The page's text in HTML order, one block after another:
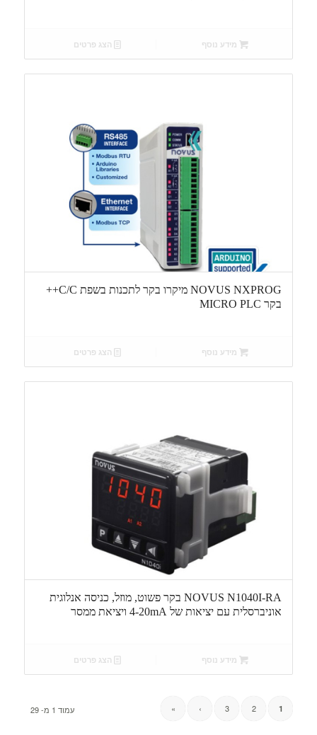
מידע נוסף הצג פרטים
NOVUS NXPROG מיקרו בקר לתכנות בשפת C/C++
בקר MICRO PLC
מידע נוסף הצג פרטים
NOVUS N1040I-RA בקר פשוט, מוזל, כניסה אנלוגית
אוניברסלית עם יציאות של 4-20mA ויציאת ממסר
מידע נוסף הצג פרטים
עמוד 1 מ- 29 1
2
3
›
»